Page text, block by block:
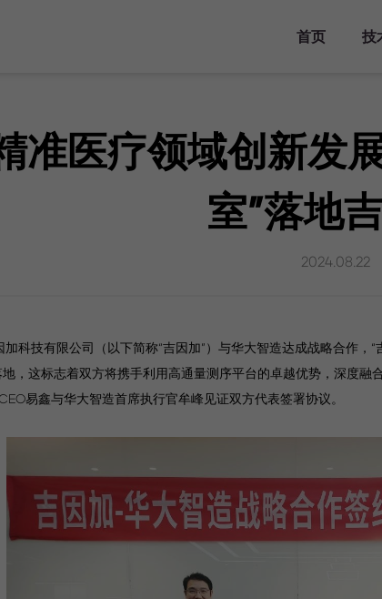
首页 技
时空转
时空转
时空
V1.3兼
时空转
Stereo-
发育研
器官研
演化研究
文档库
视频库
发表文章
历史实测
主题峰
专题研讨
培训活动
华大三
里程碑
联系我们
准医疗领域创新发
室”落地
2024.08.22
加科技有限公司（以下简称“吉因加”）与华大智造达成战略合作
，这标志着双方将携手利用高通量测序平台的卓越优势，深度
易鑫与华大智造首席执行官牟峰见证双方代表签署协议。